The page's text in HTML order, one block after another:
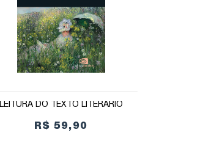
LEITURA DO TEXTO LITERÁRIO
R$ 59,90